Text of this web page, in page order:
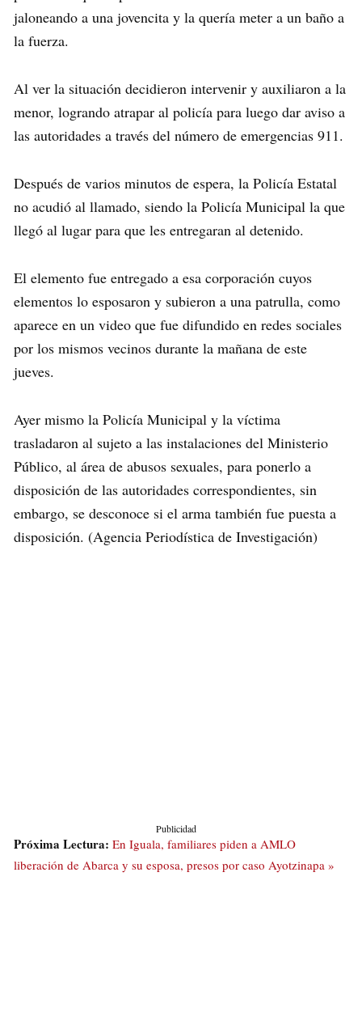
jaloneando a una jovencita y la quería meter a un baño a
la fuerza.
Al ver la situación decidieron intervenir y auxiliaron a la
menor, logrando atrapar al policía para luego dar aviso a
las autoridades a través del número de emergencias 911.
Después de varios minutos de espera, la Policía Estatal
no acudió al llamado, siendo la Policía Municipal la que
llegó al lugar para que les entregaran al detenido.
El elemento fue entregado a esa corporación cuyos
elementos lo esposaron y subieron a una patrulla, como
aparece en un video que fue difundido en redes sociales
por los mismos vecinos durante la mañana de este
jueves.
Ayer mismo la Policía Municipal y la víctima
trasladaron al sujeto a las instalaciones del Ministerio
Público, al área de abusos sexuales, para ponerlo a
disposición de las autoridades correspondientes, sin
embargo, se desconoce si el arma también fue puesta a
disposición. (Agencia Periodística de Investigación)
Publicidad
Próxima Lectura: En Iguala, familiares piden a AMLO
liberación de Abarca y su esposa, presos por caso Ayotzinapa »